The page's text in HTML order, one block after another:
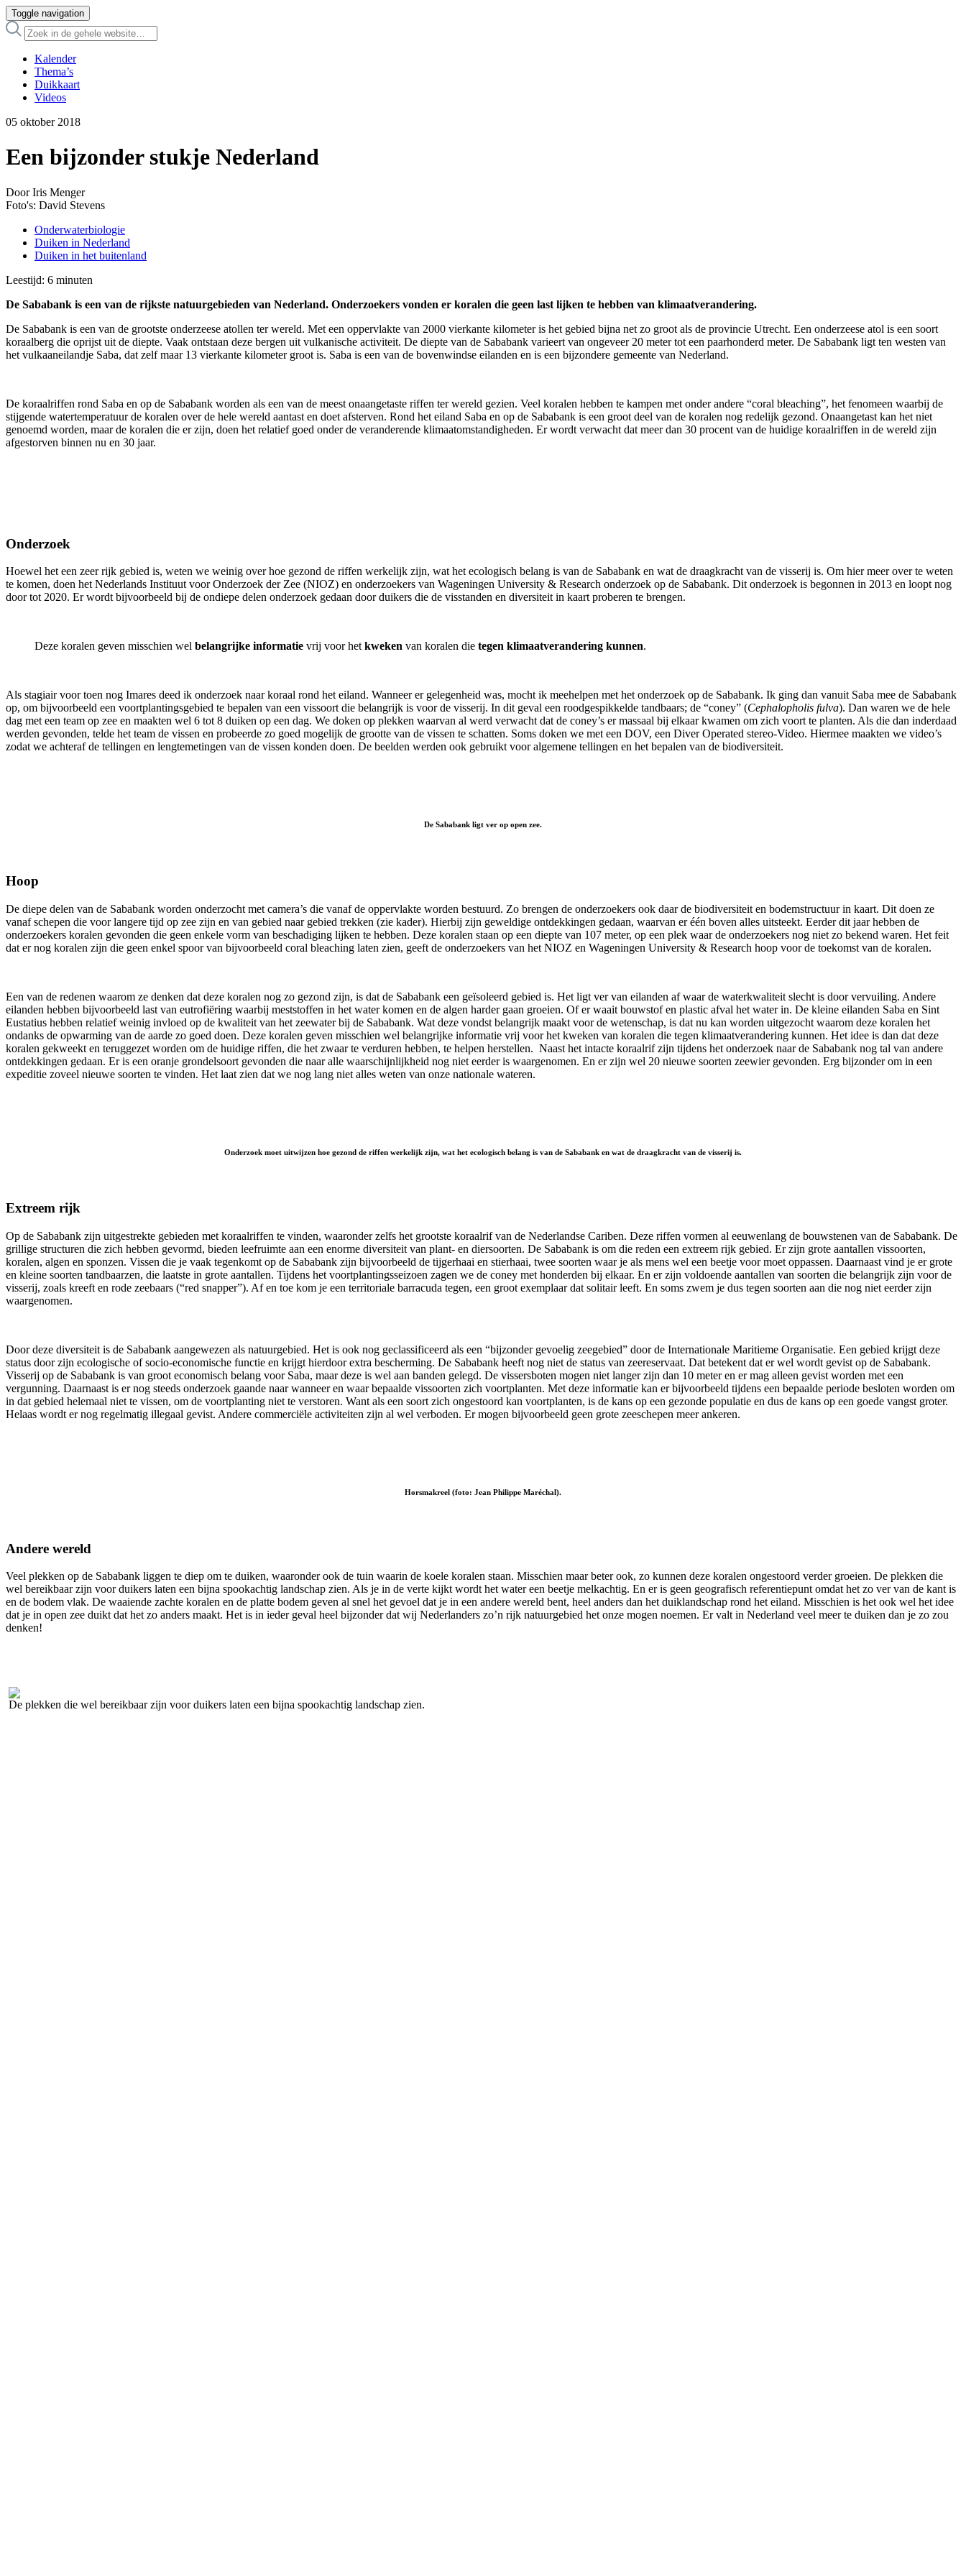
Toggle navigation
Kalender
Thema’s
Duikkaart
Videos
05 oktober 2018
Een bijzonder stukje Nederland
Door Iris Menger
Foto's: David Stevens
Onderwaterbiologie
Duiken in Nederland
Duiken in het buitenland
Leestijd: 6 minuten
De Sababank is een van de rijkste natuurgebieden van Nederland. Onderzoekers vonden er koralen die geen last lijken te hebben van klimaatverandering.
De Sababank is een van de grootste onderzeese atollen ter wereld. Met een oppervlakte van 2000 vierkante kilometer is het gebied bijna net zo groot als de provincie Utrecht. Een onderzeese atol is een soort
koraalberg die oprijst uit de diepte. Vaak ontstaan deze bergen uit vulkanische activiteit. De diepte van de Sababank varieert van ongeveer 20 meter tot een paarhonderd meter. De Sababank ligt ten westen van
het vulkaaneilandje Saba, dat zelf maar 13 vierkante kilometer groot is. Saba is een van de bovenwindse eilanden en is een bijzondere gemeente van Nederland.
De koraalriffen rond Saba en op de Sababank worden als een van de meest onaangetaste riffen ter wereld gezien. Veel koralen hebben te kampen met onder andere “coral bleaching”, het fenomeen waarbij de
stijgende watertemperatuur de koralen over de hele wereld aantast en doet afsterven. Rond het eiland Saba en op de Sababank is een groot deel van de koralen nog redelijk gezond. Onaangetast kan het niet
genoemd worden, maar de koralen die er zijn, doen het relatief goed onder de veranderende klimaatomstandigheden. Er wordt verwacht dat meer dan 30 procent van de huidige koraalriffen in de wereld zijn
afgestorven binnen nu en 30 jaar.
Onderzoek
Hoewel het een zeer rijk gebied is, weten we weinig over hoe gezond de riffen werkelijk zijn, wat het ecologisch belang is van de Sababank en wat de draagkracht van de visserij is. Om hier meer over te weten
te komen, doen het Nederlands Instituut voor Onderzoek der Zee (NIOZ) en onderzoekers van Wageningen University & Research onderzoek op de Sababank. Dit onderzoek is begonnen in 2013 en loopt nog
door tot 2020. Er wordt bijvoorbeeld bij de ondiepe delen onderzoek gedaan door duikers die de visstanden en diversiteit in kaart proberen te brengen.
Deze koralen geven misschien wel belangrijke informatie vrij voor het kweken van koralen die tegen klimaatverandering kunnen.
Als stagiair voor toen nog Imares deed ik onderzoek naar koraal rond het eiland. Wanneer er gelegenheid was, mocht ik meehelpen met het onderzoek op de Sababank. Ik ging dan vanuit Saba mee de Sababank
op, om bijvoorbeeld een voortplantingsgebied te bepalen van een vissoort die belangrijk is voor de visserij. In dit geval een roodgespikkelde tandbaars; de “coney” (Cephalopholis fulva). Dan waren we de hele
dag met een team op zee en maakten wel 6 tot 8 duiken op een dag. We doken op plekken waarvan al werd verwacht dat de coney’s er massaal bij elkaar kwamen om zich voort te planten. Als die dan inderdaad
werden gevonden, telde het team de vissen en probeerde zo goed mogelijk de grootte van de vissen te schatten. Soms doken we met een DOV, een Diver Operated stereo-Video. Hiermee maakten we video’s
zodat we achteraf de tellingen en lengtemetingen van de vissen konden doen. De beelden werden ook gebruikt voor algemene tellingen en het bepalen van de biodiversiteit.
De Sababank ligt ver op open zee.
Hoop
De diepe delen van de Sababank worden onderzocht met camera’s die vanaf de oppervlakte worden bestuurd. Zo brengen de onderzoekers ook daar de biodiversiteit en bodemstructuur in kaart. Dit doen ze
vanaf schepen die voor langere tijd op zee zijn en van gebied naar gebied trekken (zie kader). Hierbij zijn geweldige ontdekkingen gedaan, waarvan er één boven alles uitsteekt. Eerder dit jaar hebben de
onderzoekers koralen gevonden die geen enkele vorm van beschadiging lijken te hebben. Deze koralen staan op een diepte van 107 meter, op een plek waar de onderzoekers nog niet zo bekend waren. Het feit
dat er nog koralen zijn die geen enkel spoor van bijvoorbeeld coral bleaching laten zien, geeft de onderzoekers van het NIOZ en Wageningen University & Research hoop voor de toekomst van de koralen.
Een van de redenen waarom ze denken dat deze koralen nog zo gezond zijn, is dat de Sababank een geïsoleerd gebied is. Het ligt ver van eilanden af waar de waterkwaliteit slecht is door vervuiling. Andere
eilanden hebben bijvoorbeeld last van eutrofiëring waarbij meststoffen in het water komen en de algen harder gaan groeien. Of er waait bouwstof en plastic afval het water in. De kleine eilanden Saba en Sint
Eustatius hebben relatief weinig invloed op de kwaliteit van het zeewater bij de Sababank. Wat deze vondst belangrijk maakt voor de wetenschap, is dat nu kan worden uitgezocht waarom deze koralen het
ondanks de opwarming van de aarde zo goed doen. Deze koralen geven misschien wel belangrijke informatie vrij voor het kweken van koralen die tegen klimaatverandering kunnen. Het idee is dan dat deze
koralen gekweekt en teruggezet worden om de huidige riffen, die het zwaar te verduren hebben, te helpen herstellen. Naast het intacte koraalrif zijn tijdens het onderzoek naar de Sababank nog tal van andere
ontdekkingen gedaan. Er is een oranje grondelsoort gevonden die naar alle waarschijnlijkheid nog niet eerder is waargenomen. En er zijn wel 20 nieuwe soorten zeewier gevonden. Erg bijzonder om in een
expeditie zoveel nieuwe soorten te vinden. Het laat zien dat we nog lang niet alles weten van onze nationale wateren.
Onderzoek moet uitwijzen hoe gezond de riffen werkelijk zijn, wat het ecologisch belang is van de Sababank en wat de draagkracht van de visserij is.
Extreem rijk
Op de Sababank zijn uitgestrekte gebieden met koraalriffen te vinden, waaronder zelfs het grootste koraalrif van de Nederlandse Cariben. Deze riffen vormen al eeuwenlang de bouwstenen van de Sababank. De
grillige structuren die zich hebben gevormd, bieden leefruimte aan een enorme diversiteit van plant- en diersoorten. De Sababank is om die reden een extreem rijk gebied. Er zijn grote aantallen vissoorten,
koralen, algen en sponzen. Vissen die je vaak tegenkomt op de Sababank zijn bijvoorbeeld de tijgerhaai en stierhaai, twee soorten waar je als mens wel een beetje voor moet oppassen. Daarnaast vind je er grote
en kleine soorten tandbaarzen, die laatste in grote aantallen. Tijdens het voortplantingsseizoen zagen we de coney met honderden bij elkaar. En er zijn voldoende aantallen van soorten die belangrijk zijn voor de
visserij, zoals kreeft en rode zeebaars (“red snapper”). Af en toe kom je een territoriale barracuda tegen, een groot exemplaar dat solitair leeft. En soms zwem je dus tegen soorten aan die nog niet eerder zijn
waargenomen.
Door deze diversiteit is de Sababank aangewezen als natuurgebied. Het is ook nog geclassificeerd als een “bijzonder gevoelig zeegebied” door de Internationale Maritieme Organisatie. Een gebied krijgt deze
status door zijn ecologische of socio-economische functie en krijgt hierdoor extra bescherming. De Sababank heeft nog niet de status van zeereservaat. Dat betekent dat er wel wordt gevist op de Sababank.
Visserij op de Sababank is van groot economisch belang voor Saba, maar deze is wel aan banden gelegd. De vissersboten mogen niet langer zijn dan 10 meter en er mag alleen gevist worden met een
vergunning. Daarnaast is er nog steeds onderzoek gaande naar wanneer en waar bepaalde vissoorten zich voortplanten. Met deze informatie kan er bijvoorbeeld tijdens een bepaalde periode besloten worden om
in dat gebied helemaal niet te vissen, om de voortplanting niet te verstoren. Want als een soort zich ongestoord kan voortplanten, is de kans op een gezonde populatie en dus de kans op een goede vangst groter.
Helaas wordt er nog regelmatig illegaal gevist. Andere commerciële activiteiten zijn al wel verboden. Er mogen bijvoorbeeld geen grote zeeschepen meer ankeren.
Horsmakreel (foto: Jean Philippe Maréchal).
Andere wereld
Veel plekken op de Sababank liggen te diep om te duiken, waaronder ook de tuin waarin de koele koralen staan. Misschien maar beter ook, zo kunnen deze koralen ongestoord verder groeien. De plekken die
wel bereikbaar zijn voor duikers laten een bijna spookachtig landschap zien. Als je in de verte kijkt wordt het water een beetje melkachtig. En er is geen geografisch referentiepunt omdat het zo ver van de kant is
en de bodem vlak. De waaiende zachte koralen en de platte bodem geven al snel het gevoel dat je in een andere wereld bent, heel anders dan het duiklandschap rond het eiland. Misschien is het ook wel het idee
dat je in open zee duikt dat het zo anders maakt. Het is in ieder geval heel bijzonder dat wij Nederlanders zo’n rijk natuurgebied het onze mogen noemen. Er valt in Nederland veel meer te duiken dan je zo zou
denken!
De plekken die wel bereikbaar zijn voor duikers laten een bijna spookachtig landschap zien.